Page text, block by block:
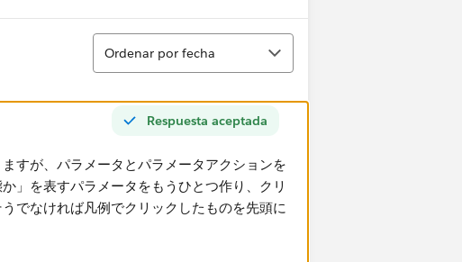
Ordenar
Ordenar por fecha
Respuesta aceptada
すが、パラメータとパラメータアクションを
」を表すパラメータをもうひとつ作り、クリ
でなければ凡例でクリックしたものを先頭に